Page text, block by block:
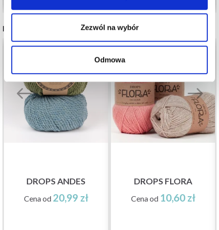
Zezwól na wybór
Odmowa
INNI TEŻ WIDZIELI
DROPS ANDES
Cena od 20,99 zł
DROPS FLORA
Cena od 10,60 zł